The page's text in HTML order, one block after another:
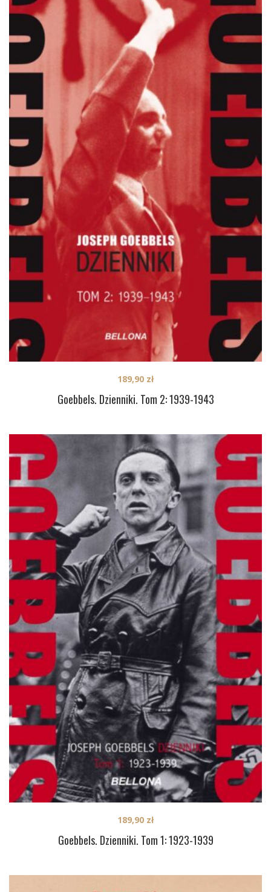
Goebbels. Dzienniki. Tom 2: 1939-1943
189,90 zł
Goebbels. Dzienniki. Tom 1: 1923-1939
189,90 zł